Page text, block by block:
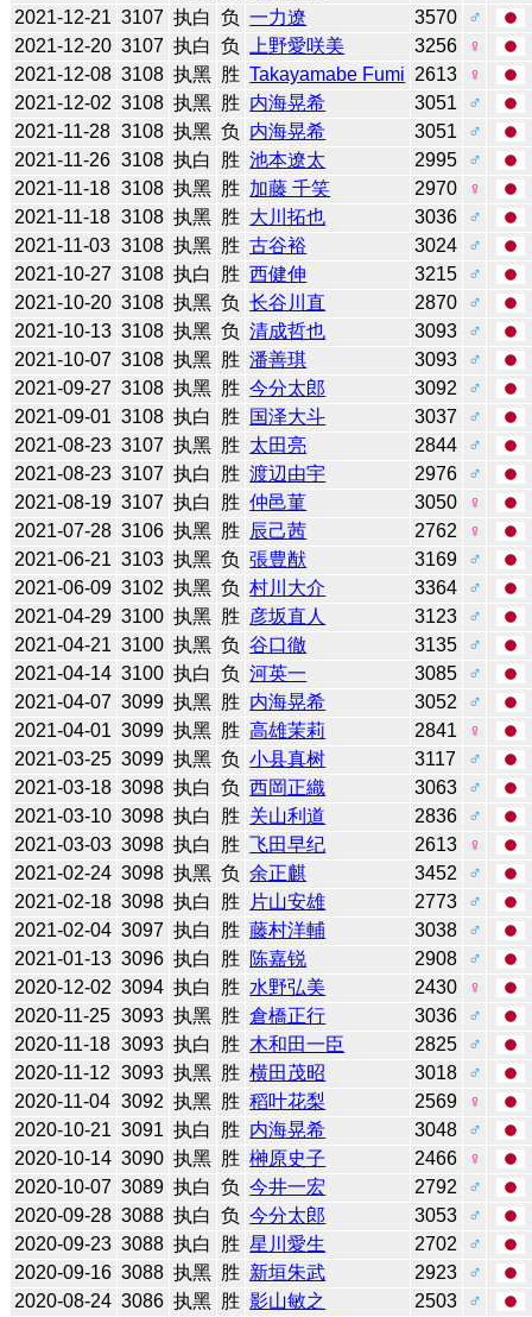
2021-12-21 3107 执白 负 一力遼 3570
♂
2021-12-20 3107 执白 负 上野愛咲美 3256
♀
2021-12-08 3108 执黑 胜 Takayamabe Fumi 2613
♀
2021-12-02 3108 执黑 胜 内海晃希 3051
♂
2021-11-28 3108 执黑 负 内海晃希 3051
♂
2021-11-26 3108 执白 胜 池本遼太 2995
♂
2021-11-18 3108 执黑 胜 加藤 千笑 2970
♀
2021-11-18 3108 执黑 胜 大川拓也 3036
♂
2021-11-03 3108 执黑 胜 古谷裕 3024
♂
2021-10-27 3108 执白 胜 西健伸 3215
♂
2021-10-20 3108 执黑 负 长谷川直 2870
♂
2021-10-13 3108 执黑 负 清成哲也 3093
♂
2021-10-07 3108 执黑 胜 潘善琪 3093
♂
2021-09-27 3108 执黑 胜 今分太郎 3092
♂
2021-09-01 3108 执白 胜 国泽大斗 3037
♂
2021-08-23 3107 执黑 胜 太田亮 2844
♂
2021-08-23 3107 执白 胜 渡辺由宇 2976
♂
2021-08-19 3107 执白 胜 仲邑菫 3050
♀
2021-07-28 3106 执黑 胜 辰己茜 2762
♀
2021-06-21 3103 执黑 负 張豊猷 3169
♂
2021-06-09 3102 执黑 负 村川大介 3364
♂
2021-04-29 3100 执黑 胜 彦坂直人 3123
♂
2021-04-21 3100 执黑 负 谷口徹 3135
♂
2021-04-14 3100 执白 负 河英一 3085
♂
2021-04-07 3099 执黑 胜 内海晃希 3052
♂
2021-04-01 3099 执黑 胜 高雄茉莉 2841
♀
2021-03-25 3099 执黑 负 小县真树 3117
♂
2021-03-18 3098 执白 负 西岡正織 3063
♂
2021-03-10 3098 执白 胜 关山利道 2836
♂
2021-03-03 3098 执白 胜 飞田早纪 2613
♀
2021-02-24 3098 执黑 负 余正麒 3452
♂
2021-02-18 3098 执白 胜 片山安雄 2773
♂
2021-02-04 3097 执白 胜 藤村洋輔 3038
♂
2021-01-13 3096 执白 胜 陈嘉锐 2908
♂
2020-12-02 3094 执白 胜 水野弘美 2430
♀
2020-11-25 3093 执黑 胜 倉橋正行 3036
♂
2020-11-18 3093 执白 胜 木和田一臣 2825
♂
2020-11-12 3093 执黑 胜 横田茂昭 3018
♂
2020-11-04 3092 执黑 胜 稻叶花梨 2569
♀
2020-10-21 3091 执白 胜 内海晃希 3048
♂
2020-10-14 3090 执黑 胜 榊原史子 2466
♀
2020-10-07 3089 执白 负 今井一宏 2792
♂
2020-09-28 3088 执白 负 今分太郎 3053
♂
2020-09-23 3088 执白 胜 星川愛生 2702
♂
2020-09-16 3088 执黑 胜 新垣朱武 2923
♂
2020-08-24 3086 执黑 胜 影山敏之 2503
♂